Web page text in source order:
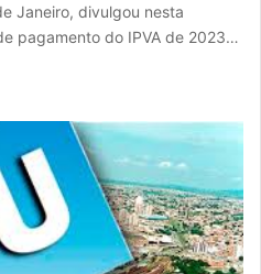
Janeiro, divulgou nesta
pagamento do IPVA de 2023…